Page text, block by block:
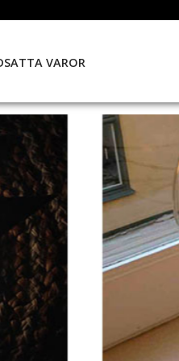
VAROR